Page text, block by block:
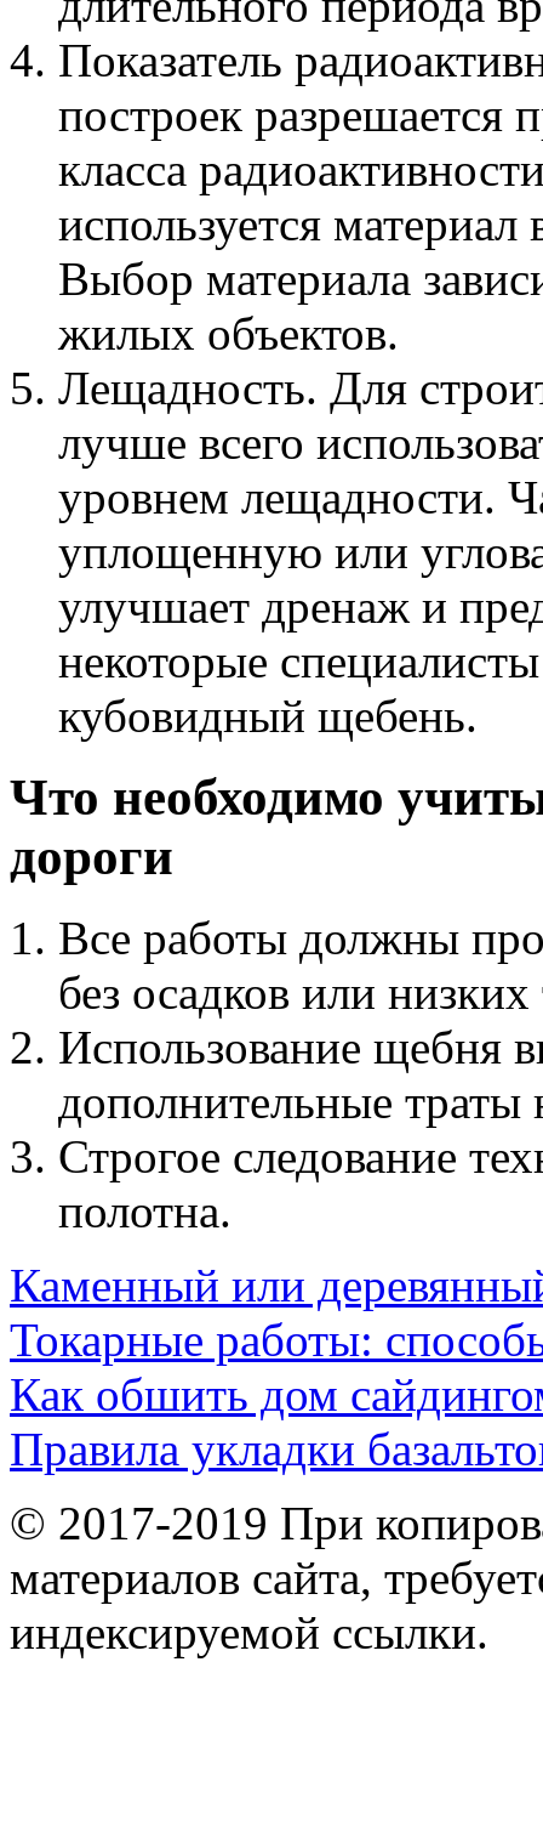
Показатель
построек разрешается
класса
используется материал
Выбор материала
жилых объектов.
Лещадность. Для
лучше всего
уровнем лещадности.
уплощенную или
улучшает дренаж и
некоторые
кубовидный щебень.
Что необходимо
дороги
Все работы должны
без осадков или
Использование щебня
дополнительные
Строгое следование
полотна.
Каменный или
Токарные работы:
Как обшить дом
Правила укладки
© 2017-2019 При
материалов сайта,
индексируемой ссылки.